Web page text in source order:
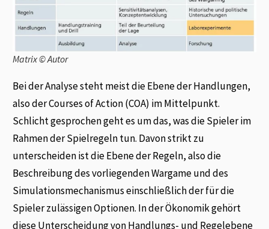
Matrix © Autor
Bei der Analyse steht meist die Ebene der Handlungen,
also der Courses of Action (COA) im Mittelpunkt.
Schlicht gesprochen geht es um das, was die Spieler im
Rahmen der Spielregeln tun. Davon strikt zu
unterscheiden ist die Ebene der Regeln, also die
Beschreibung des vorliegenden Wargame und des
Simulationsmechanismus einschließlich der für die
Spieler zulässigen Optionen. In der Ökonomik gehört
diese Unterscheidung von Handlungs- und Regelebene